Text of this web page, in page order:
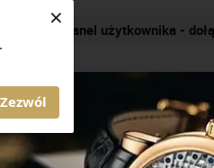
Zezwól
× Nakręcamy
ZEGARKI I PASJA